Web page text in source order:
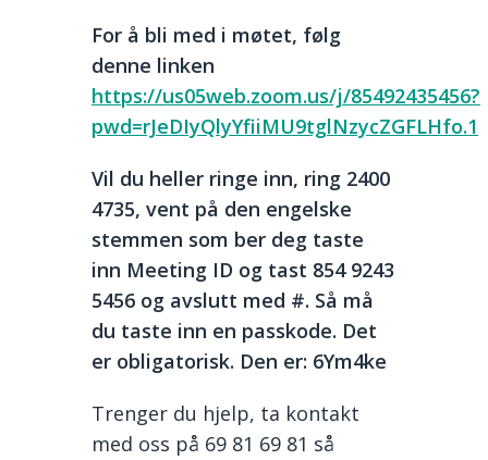
For å bli med i møtet, følg
denne linken
https://us05web.zoom.us/j/85492435456?
pwd=rJeDIyQlyYfiiMU9tglNzycZGFLHfo.1
Vil du heller ringe inn, ring 2400
4735, vent på den engelske
stemmen som ber deg taste
inn Meeting ID og tast 854 9243
5456 og avslutt med #. Så må
du taste inn en passkode. Det
er obligatorisk. Den er: 6Ym4ke
Trenger du hjelp, ta kontakt
med oss på 69 81 69 81 så